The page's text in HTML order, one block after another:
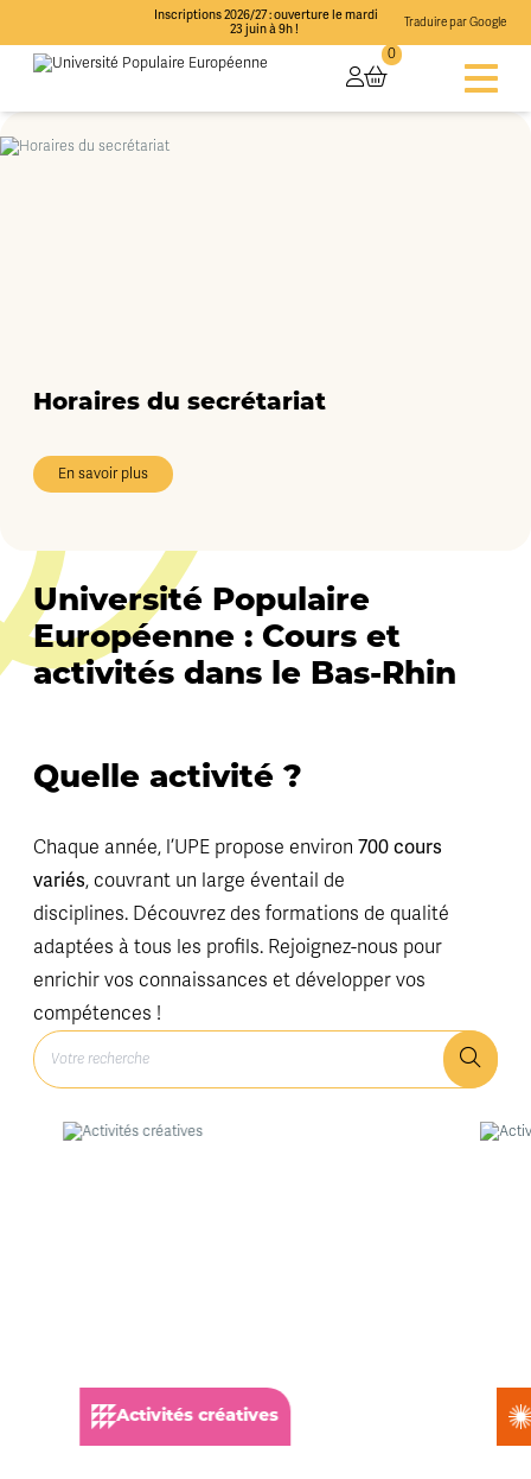
Inscriptions 2026/27 : ouverture le mardi
23 juin à 9h !
Traduire par Google
0
Horaires du secrétariat
En savoir plus
Université Populaire
Européenne : Cours et
activités dans le Bas-Rhin
Quelle activité ?
Chaque année, l’UPE propose environ 700 cours
variés, couvrant un large éventail de
disciplines. Découvrez des formations de qualité
adaptées à tous les profils. Rejoignez-nous pour
enrichir vos connaissances et développer vos
compétences !
Activités créatives